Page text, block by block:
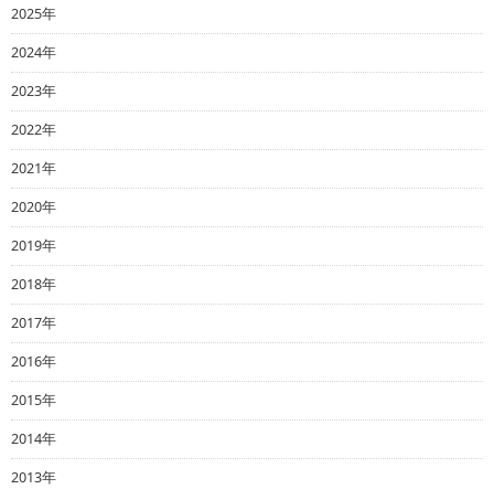
2025年
2024年
2023年
2022年
2021年
2020年
2019年
2018年
2017年
2016年
2015年
2014年
2013年